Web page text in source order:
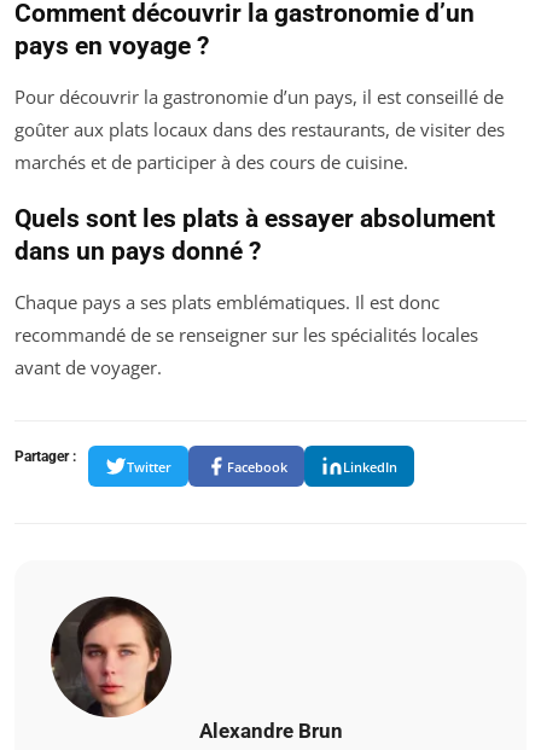
Comment découvrir la gastronomie d’un
pays en voyage ?
Pour découvrir la gastronomie d’un pays, il est conseillé de
goûter aux plats locaux dans des restaurants, de visiter des
marchés et de participer à des cours de cuisine.
Quels sont les plats à essayer absolument
dans un pays donné ?
Chaque pays a ses plats emblématiques. Il est donc
recommandé de se renseigner sur les spécialités locales
avant de voyager.
Partager :
Twitter Facebook LinkedIn
Alexandre Brun